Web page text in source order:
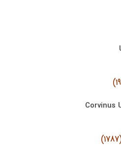
Corvinus